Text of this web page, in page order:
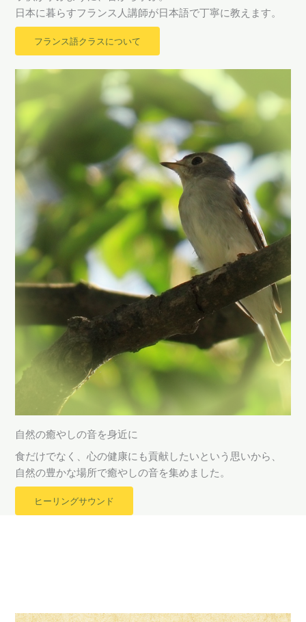
日本に暮らすフランス人講師が日本語で丁寧に教えます。
フランス語クラスについて
自然の癒やしの音を身近に
食だけでなく、心の健康にも貢献したいという思いから、
自然の豊かな場所で癒やしの音を集めました。
ヒーリングサウンド